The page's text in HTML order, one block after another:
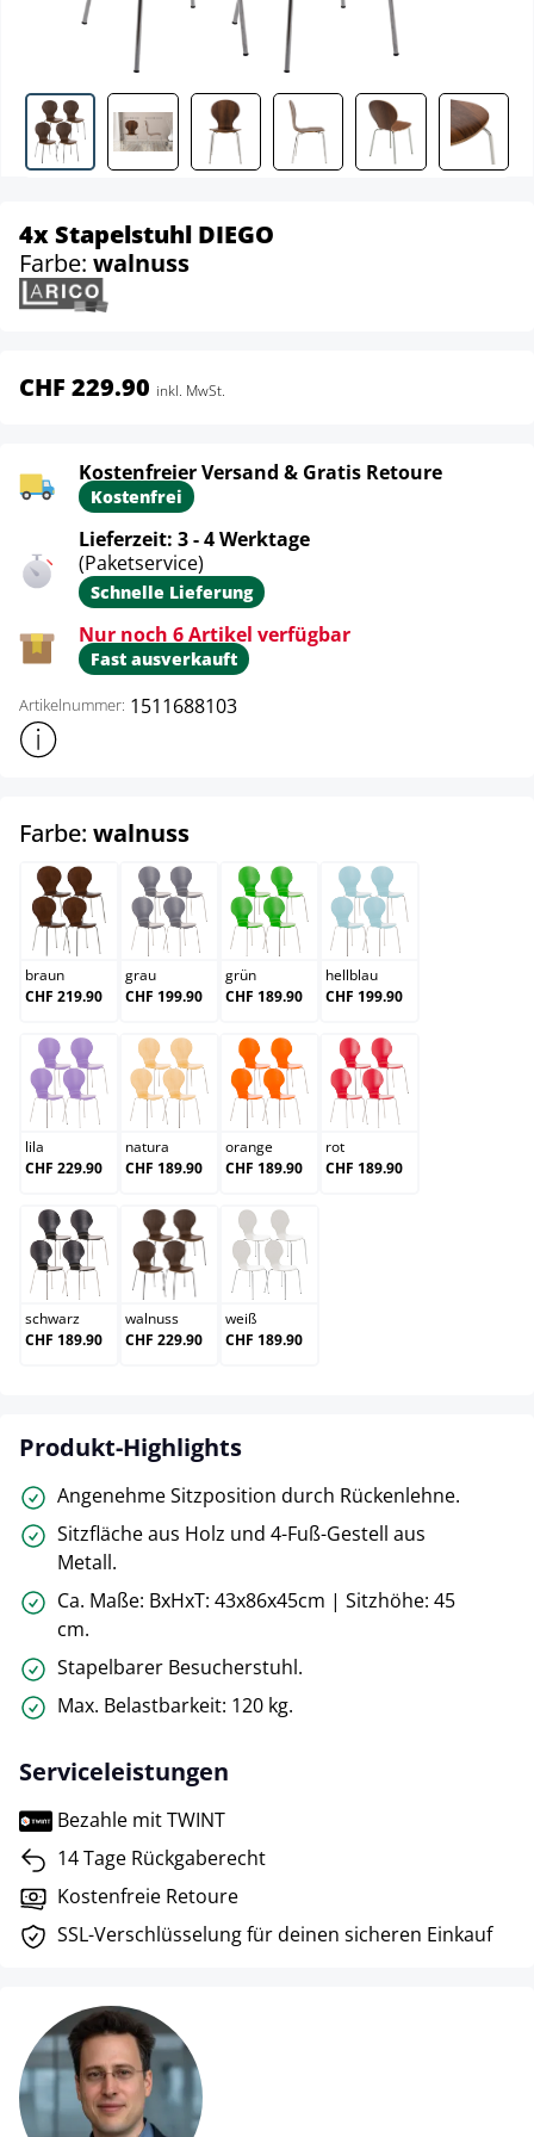
4x Stapelstuhl DIEGO
Farbe: walnuss
CHF 229.90 inkl. MwSt.
Kostenfreier Versand & Gratis Retoure
Kostenfrei
Lieferzeit: 3 - 4 Werktage
(Paketservice)
Schnelle Lieferung
Nur noch 6 Artikel verfügbar
Fast ausverkauft
Artikelnummer: 1511688103
Weitere Produktinformationen anzeigen
Farbe: walnussauswählen
braun
braun
CHF 219.90
grau
grau
CHF 199.90
grün
grün
CHF 189.90
hellblau
hellblau
CHF 199.90
lila
lila
CHF 229.90
natura
natura
CHF 189.90
orange
orange
CHF 189.90
rot
rot
CHF 189.90
schwarz
schwarz
CHF 189.90
walnuss
walnuss
CHF 229.90
weiß
weiß
CHF 189.90
Produkt-Highlights
Angenehme Sitzposition durch Rückenlehne.
Sitzfläche aus Holz und 4-Fuß-Gestell aus
Metall.
Ca. Maße: BxHxT: 43x86x45cm | Sitzhöhe: 45
cm.
Stapelbarer Besucherstuhl.
Max. Belastbarkeit: 120 kg.
Serviceleistungen
Bezahle mit TWINT
14 Tage Rückgaberecht
Kostenfreie Retoure
SSL-Verschlüsselung für deinen sicheren Einkauf